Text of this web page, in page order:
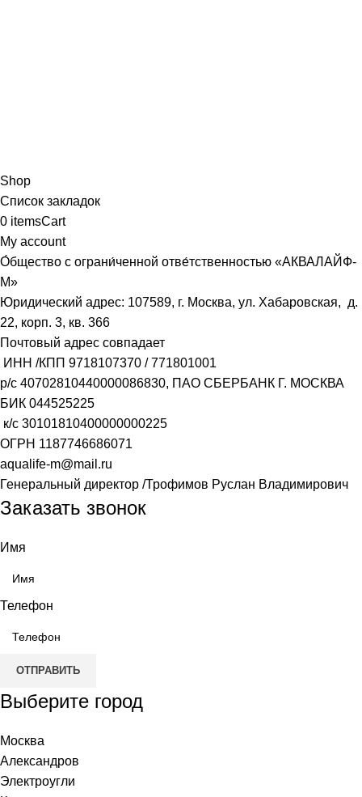
Shop
Список закладок
0 itemsCart
My account
О́бщество с ограни́ченной отве́тственностью «АКВАЛАЙФ-
М»
Юридический адрес: 107589, г. Москва, ул. Хабаровская, д.
22, корп. 3, кв. 366
Почтовый адрес совпадает
ИНН /КПП 9718107370 /771801001
р/с 40702810440000086830, ПАО СБЕРБАНК Г. МОСКВА
БИК 044525225
к/с 30101810400000000225
ОГРН 1187746686071
aqualife-m@mail.ru
Генеральный директор /Трофимов Руслан Владимирович
Заказать звонок
Имя
Телефон
ОТПРАВИТЬ
Выберите город
Москва
Александров
Электроугли